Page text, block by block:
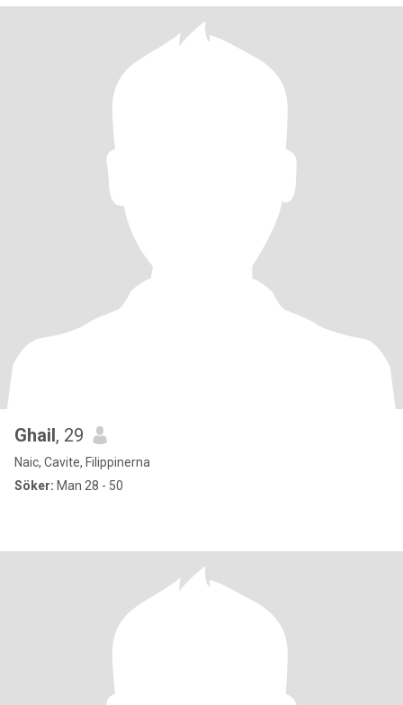
Ghail, 29
Naic, Cavite, Filippinerna
Söker: Man 28 - 50